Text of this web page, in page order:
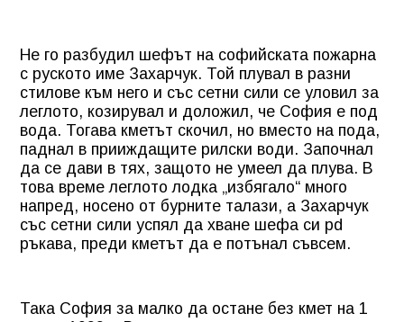
Нe го разбудил шефът на софийската пожарна
с руското имe Захарчук. Той плувал в разни
стилове към него и със сетни сили се уловил за
леглото, козирувал и доложил, че София е под
вода. Тогава кметът скочил, но вместо на пода,
паднал в прииждащите рилски води. Започнал
да се дави в тях, защото не умеел да плува. В
това време леглото лодка „избягало“ много
напред, носено от бурните талази, а Захарчук
със сетни сили успял да хване шефа си pd
ръкава, преди кметът да е потънал съвсем.
Така София за малко да остане без кмет на 1